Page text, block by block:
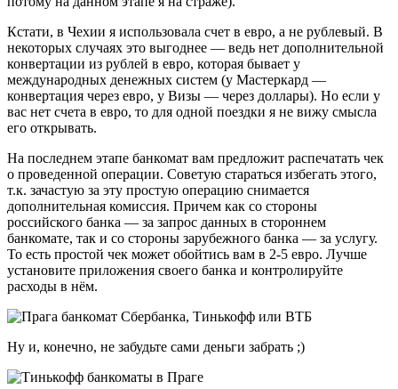
Кстати, в Чехии я использовала счет в евро, а не рублевый. В
некоторых случаях это выгоднее — ведь нет дополнительной
конвертации из рублей в евро, которая бывает у
международных денежных систем (у Мастеркард —
конвертация через евро, у Визы — через доллары). Но если у
вас нет счета в евро, то для одной поездки я не вижу смысла
его открывать.
На последнем этапе банкомат вам предложит распечатать чек
о проведенной операции. Советую стараться избегать этого,
т.к. зачастую за эту простую операцию снимается
дополнительная комиссия. Причем как со стороны
российского банка — за запрос данных в стороннем
банкомате, так и со стороны зарубежного банка — за услугу.
То есть простой чек может обойтись вам в 2-5 евро. Лучше
установите приложения своего банка и контролируйте
расходы в нём.
Ну и, конечно, не забудьте сами деньги забрать ;)